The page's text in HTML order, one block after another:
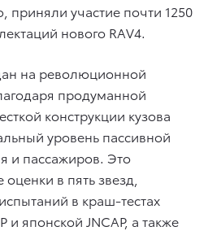
участие почти 1250
нового RAV4.
на революционной
продуманной
конструкции кузова
уровень пассивной
и пассажиров. Это
в пять звезд,
в краш-тестах
и японской JNCAP, а также